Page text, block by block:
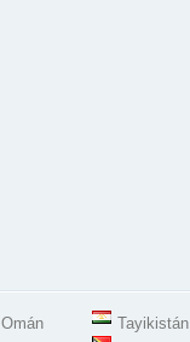
Omán
Tayikistán